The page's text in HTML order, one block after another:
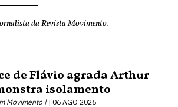
da Revista Movimento.
de Flávio agrada Arthur
isolamento
Movimento | 06 AGO 2026